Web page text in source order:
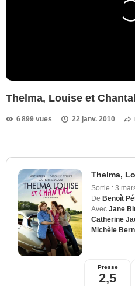
Thelma, Louise et
6 899 vues 22 janv. 2010
Thelma,
Sortie : 3
De Benoît
Avec Jane
Catherine
Michèle
Presse
2,5